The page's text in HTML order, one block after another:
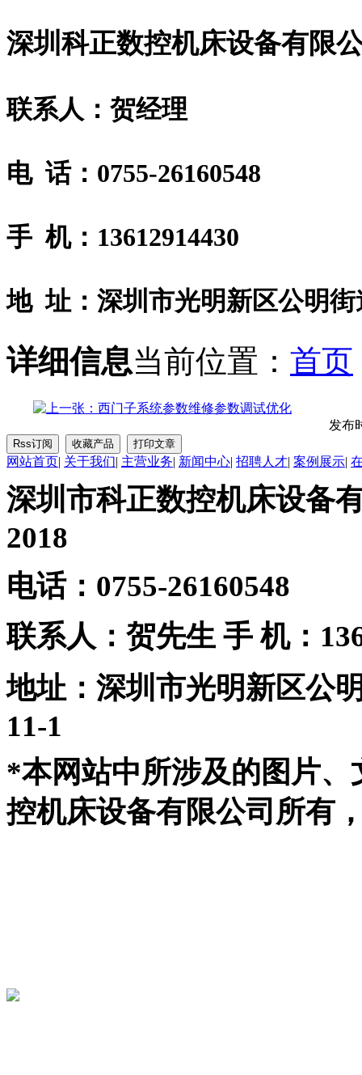
深圳科正数控机床设备有限
联系人：贺经理
电 话：0755-26160548
手 机：13612914430
地 址：深圳市光明新区公明街
详细信息当前位置： 首页
发布
网站首页| 关于我们| 主营业务| 新闻中心| 招聘人才| 案例展示|
深圳市科正数控机床设备
2018
电话：0755-26160548
联系人：贺先生 手 机：
地址：深圳市光明新区公
11-1
*本网站中所涉及的图片
控机床设备有限公司所有